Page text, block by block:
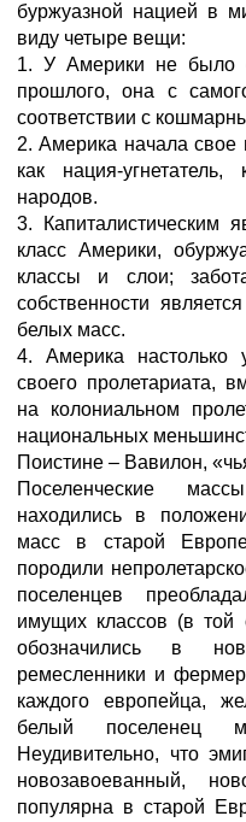
буржуазной нацией в
виду четыре вещи:
1. У Америки не было
прошлого, она с
соответствии с
2. Америка начала свое
как нация-угнетатель,
народов.
3. Капиталистическим
класс Америки,
классы и слои;
собственности
белых масс.
4. Америка настолько
своего пролетариата,
на колониальном
национальных
Поистине – Вавилон,
Поселенческие
находились в
масс в старой
породили
поселенцев
имущих классов (в той
обозначились в
ремесленники и
каждого европейца,
белый поселенец
Неудивительно, что
новозавоеванный,
популярна в старой